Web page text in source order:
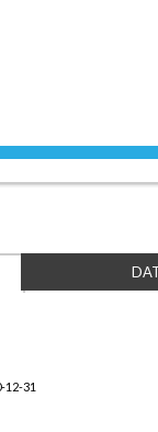
12-31